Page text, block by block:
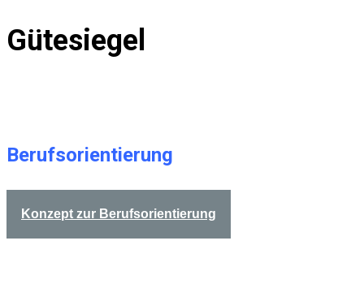
Gütesiegel
Berufsorientierung
Konzept zur Berufsorientierung